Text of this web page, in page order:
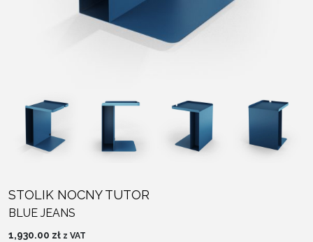
STOLIK NOCNY TUTOR
BLUE JEANS
1,930.00 zł z VAT